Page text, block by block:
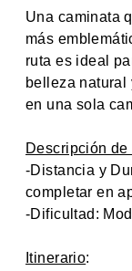
Una caminata
más
ruta es ideal
belleza natural
en una sola
Descripción de
-Distancia y
completar en
-Dificultad:
Itinerario: